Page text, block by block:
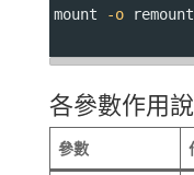
mount -o remount
各參數作用
參數